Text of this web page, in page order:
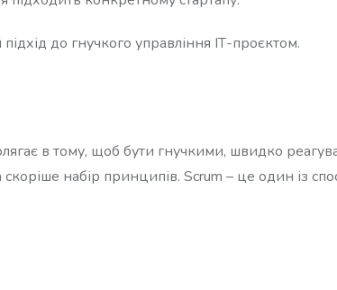
до гнучкого управління ІТ-проєктом.
в тому, щоб бути гнучкими, швидко
набір принципів. Scrum – це один із